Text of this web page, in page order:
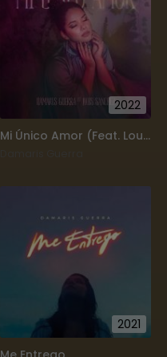
2022
Mi Único Amor (Feat. Louis Sanchez)
2021